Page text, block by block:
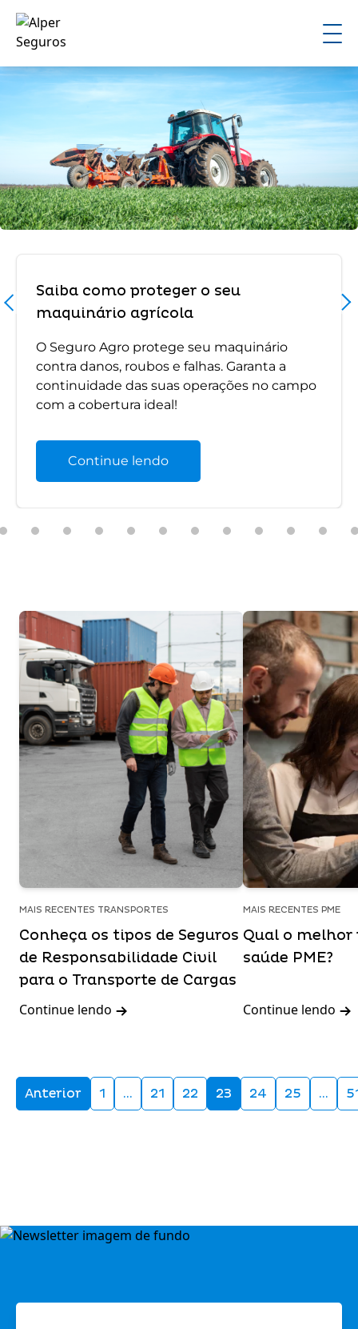
Saiba como proteger o seu
maquinário agrícola
O Seguro Agro protege seu maquinário
contra danos, roubos e falhas. Garanta a
continuidade das suas operações no campo
com a cobertura ideal!
Continue lendo
MAIS RECENTES TRANSPORTES
Conheça os tipos de Seguros
de Responsabilidade Civil
para o Transporte de Cargas
Continue lendo
MAIS RECENTES PME
Qual o melhor
saúde PME?
Continue lendo
Anterior 1 … 21 22 23 24 25 …